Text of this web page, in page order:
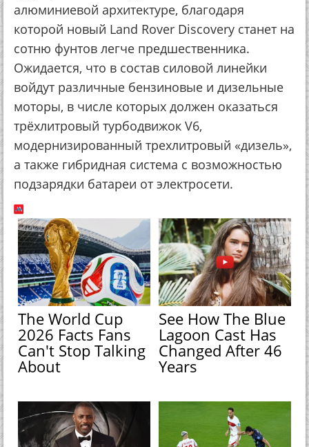
алюминиевой архитектуре, благодаря
которой новый Land Rover Discovery станет на
сотню фунтов легче предшественника.
Ожидается, что в состав силовой линейки
войдут различные бензиновые и дизельные
моторы, в числе которых должен оказаться
трёхлитровый турбодвижок V6,
модернизированный трехлитровый «дизель»,
а также гибридная система с возможностью
подзарядки батареи от электросети.
The World Cup
2026 Facts Fans
Can't Stop Talking
About
See How The Blue
Lagoon Cast Has
Changed After 46
Years